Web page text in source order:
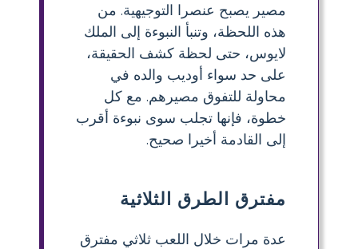
مصير يصبح عنصرا التوجيهية. من
هذه اللحظة، وتنبأ النبوءة إلى الملك
لايوس، حتى لحظة كشف الحقيقة،
على حد سواء أوديب والده في
محاولة للتفوق مصيرهم. مع كل
خطوة، فإنها تجلب سوى نبوءة أقرب
إلى القادمة أخيرا صحيح.
مفترق الطرق الثلاثية
عدة مرات خلال اللعب ثلاثي مفترق